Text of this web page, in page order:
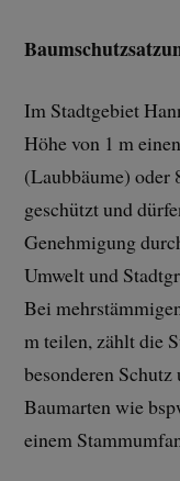
Im Stadtgebiet
Höhe von 1 m
(Laubbäume) oder
geschützt und
Genehmigung
Umwelt und
Bei
m teilen, zählt die
besonderen
Baumarten wie
einem